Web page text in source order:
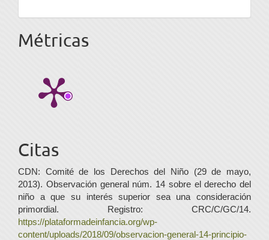
Métricas
Citas
CDN: Comité de los Derechos del Niño (29 de mayo,
2013). Observación general núm. 14 sobre el derecho del
niño a que su interés superior sea una consideración
primordial. Registro: CRC/C/GC/14.
https://plataformadeinfancia.org/wp-
content/uploads/2018/09/observacion-general-14-principio-